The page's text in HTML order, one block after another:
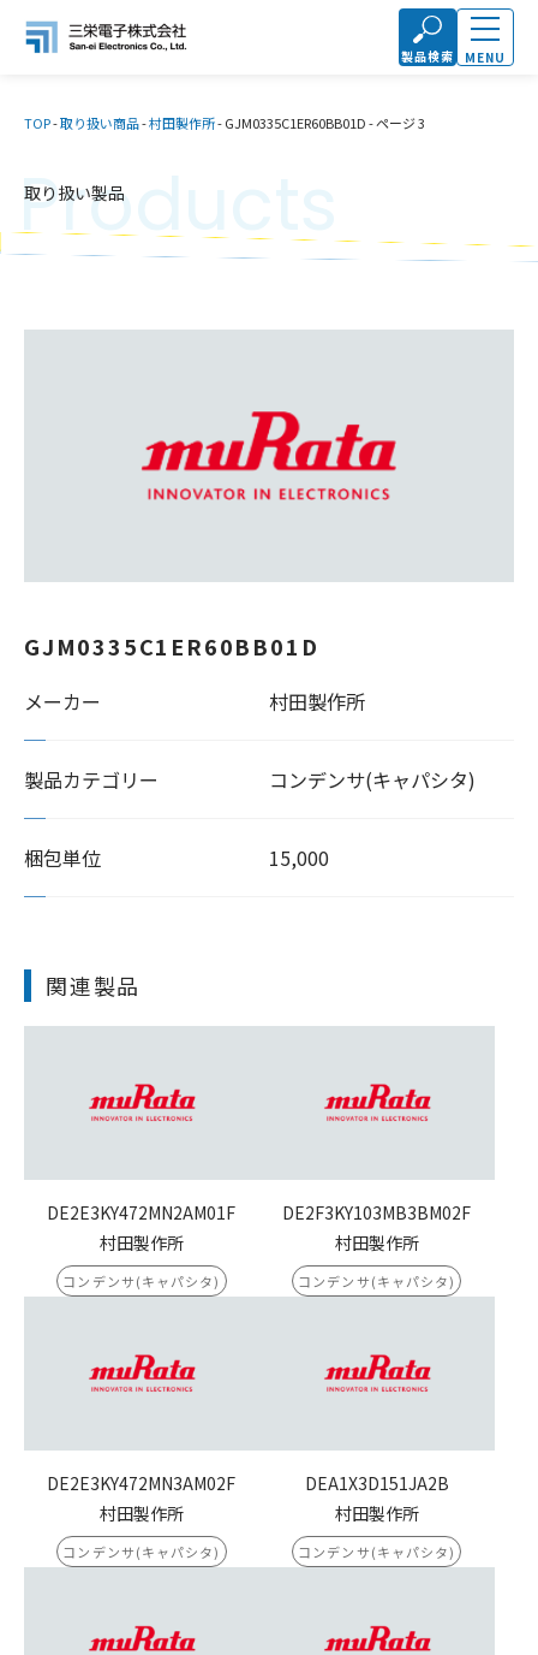
製品検索 MENU
TOP-取り扱い商品-村田製作所-GJM0335C1ER60BB01D-ページ 3
取り扱い製品
Products
GJM0335C1ER60BB01D
メーカー 村田製作所
製品カテゴリー コンデンサ(キャパシタ)
梱包単位 15,000
関連製品
DE2E3KY472MN2AM01F
村田製作所
コンデンサ(キャパシタ)
DE2F3KY103MB3BM02F
村田製作所
コンデンサ(キャパシタ)
DE2E3KY472MN3AM02F
村田製作所
コンデンサ(キャパシタ)
DEA1X3D151JA2B
村田製作所
コンデンサ(キャパシタ)